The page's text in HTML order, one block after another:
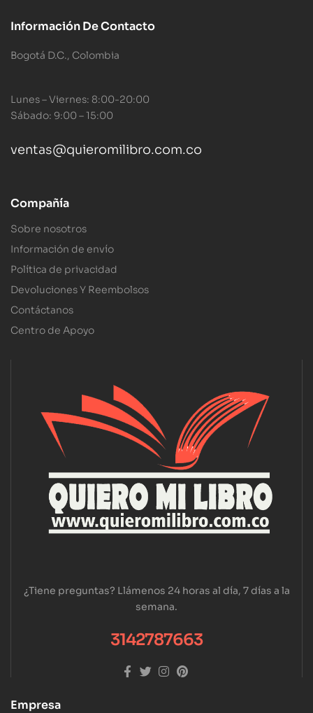
Información De Contacto
Bogotá D.C., Colombia
Lunes – Viernes: 8:00-20:00
Sábado: 9:00 – 15:00
ventas@quieromilibro.com.co
Compañía
Sobre nosotros
Información de envío
Política de privacidad
Devoluciones Y Reembolsos
Contáctanos
Centro de Apoyo
¿Tiene preguntas? Llámenos 24 horas al día, 7 días a la
semana.
3142787663
Empresa